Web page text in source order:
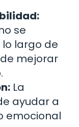
se
largo de
mejorar
La
ayudar a
emocional